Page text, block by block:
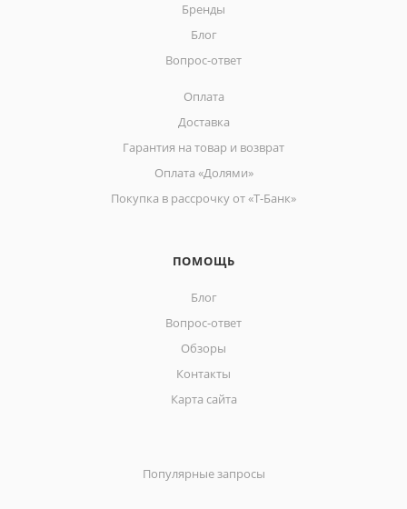
Бренды
Блог
Вопрос-ответ
Оплата
Доставка
Гарантия на товар и возврат
Оплата «Долями»
Покупка в рассрочку от «Т-Банк»
ПОМОЩЬ
Блог
Вопрос-ответ
Обзоры
Контакты
Карта сайта
Популярные запросы